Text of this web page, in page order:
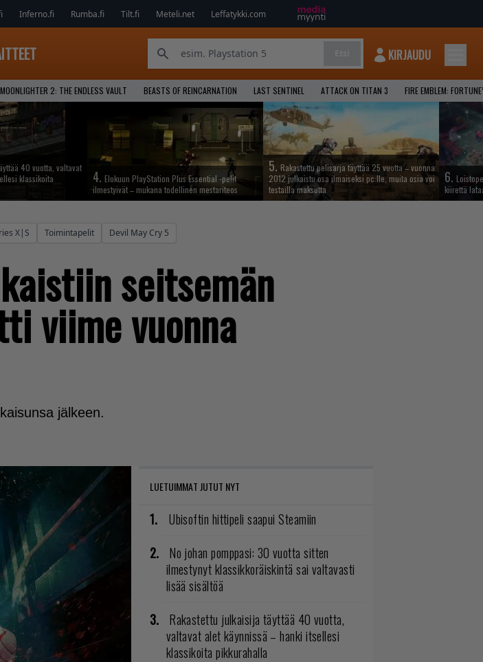
Inferno.fi Rumba.fi Tilt.fi Meteli.net Leffatykki.com
KIRJAUDU
MOONLIGHTER 2: THE ENDLESS VAULT BEASTS OF REINCARNATION LAST SENTINEL ATTACK ON TITAN 3 FIRE EMBLEM:
40 vuotta, valtavat
klassikoita
4. Elokuun PlayStation Plus Essential -pelit
ilmestyivät – mukana todellinen mestariteos
5. Rakastettu pelisarja täyttää 25 vuotta – vuonna
2012 julkaistu osa ilmaiseksi pc:lle, muita osia voi
testailla maksutta
6.
kiirettä
X|S Toimintapelit Devil May Cry 5
seitsemän
viime vuonna
jälkeen.
LUETUIMMAT JUTUT NYT
Ubisoftin hittipeli saapui Steamiin
No johan pomppasi: 30 vuotta sitten
ilmestynyt klassikkoräiskintä sai valtavasti
lisää sisältöä
Rakastettu julkaisija täyttää 40 vuotta,
valtavat alet käynnissä – hanki itsellesi
klassikoita pikkurahalla